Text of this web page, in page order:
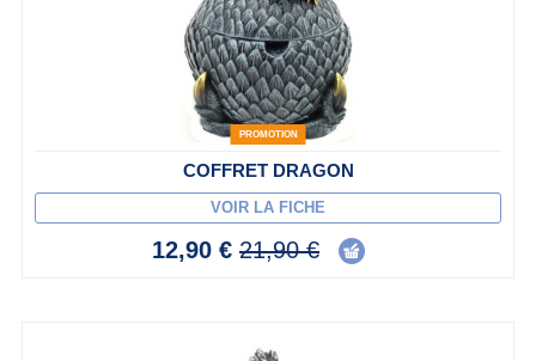
PROMOTION
COFFRET DRAGON
VOIR LA FICHE
12,90 € 21,90 €